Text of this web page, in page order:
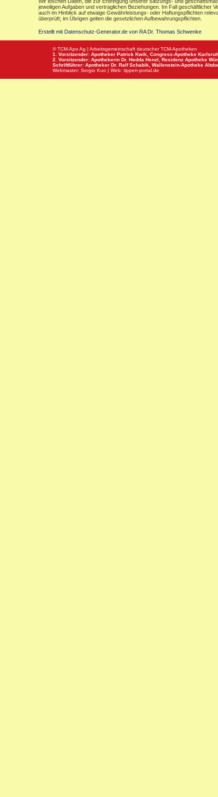
jeweiligen Aufgaben und vertraglichen Beziehungen. Im Fall geschäftlicher
auch im Hinblick auf etwaige Gewährleistungs- oder Haftungspflichten
überprüft; im Übrigen gelten die gesetzlichen Aufbewahrungspflichten.
Erstellt mit Datenschutz-Generator.de von RA Dr. Thomas Schwenke
© TCM-Apo Ag | Arbeitsgemeinschaft deutscher TCM-Apotheken
1. Vorsitzender: Apotheker Patrick Kwik, Congress-Apotheke
2. Vorsitzender: Apothekerin Dr. Hedda Henzl, Residenz Apotheke
Schriftführer: Apotheker Dr. Ralf Schabik, Wallenstein-Apotheke
Webmaster: Sergio Kuo | Web: tippen-portal.de